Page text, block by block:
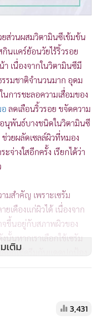
ส่วนผสมวิตามินซีเข้มข้น
กินแคร์ย้อนวัยไร้ริ้วรอย
เนื่องจากในวิตามินซีมี
รมชาติจำนวนมาก อุดม
การชะลอความเสื่อมของ
ลดเลือนริ้วรอย ขจัดความ
นุพันธ์บางชนิดในวิตามินซี
วยผลัดเซลล์ผิวที่หมอง
จ่างใสอีกครั้ง เรียกได้ว่า
มสำคัญ เพราะเซรัม
เคืองแก่ผิวได้ เนื่องจาก
ขึ้นอยู่กับสภาพผิวของ
นหากเราเลือกใช้เซรัม
อกใช้ครีมกันแดดปกป้อง
ำเป็นตัวการสำคัญที่ทำให้
เติม
3,431